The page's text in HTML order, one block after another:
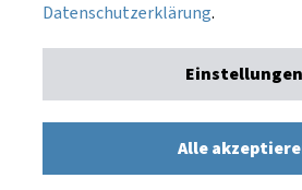
Datenschutzerklärung
Datenschutzerklärung.
Einstellungen
Alle